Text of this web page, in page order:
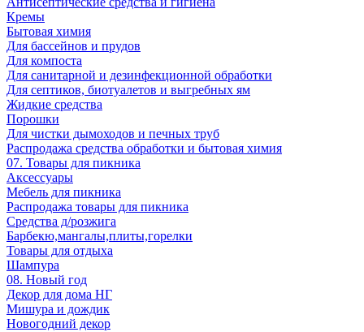
Кремы
Бытовая химия
Для бассейнов и прудов
Для компоста
Для санитарной и дезинфекционной обработки
Для септиков, биотуалетов и выгребных ям
Жидкие средства
Порошки
Для чистки дымоходов и печных труб
Распродажа средства обработки и бытовая химия
07. Товары для пикника
Аксессуары
Мебель для пикника
Распродажа товары для пикника
Средства д/розжига
Барбекю,мангалы,плиты,горелки
Товары для отдыха
Шампура
08. Новый год
Декор для дома НГ
Мишура и дождик
Новогодний декор